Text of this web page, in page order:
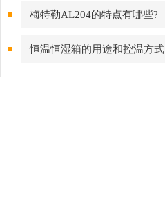
梅特勒AL204的特点有哪些?
恒温恒湿箱的用途和控温方式